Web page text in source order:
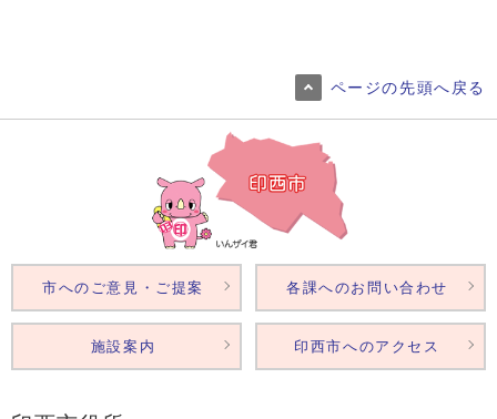
ページの先頭へ戻る
市へのご意見・ご提案 各課へのお問い合わせ
施設案内 印西市へのアクセス